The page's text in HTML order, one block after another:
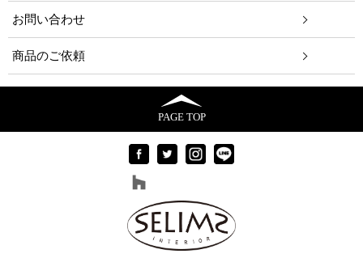
お問い合わせ
商品のご依頼
PAGE TOP